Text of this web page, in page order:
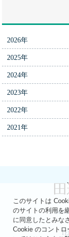
このサイトは
のサイトの利用を
に同意したとみな
Cookie のコント
2026年
2025年
2024年
2023年
2022年
2021年
〒646-